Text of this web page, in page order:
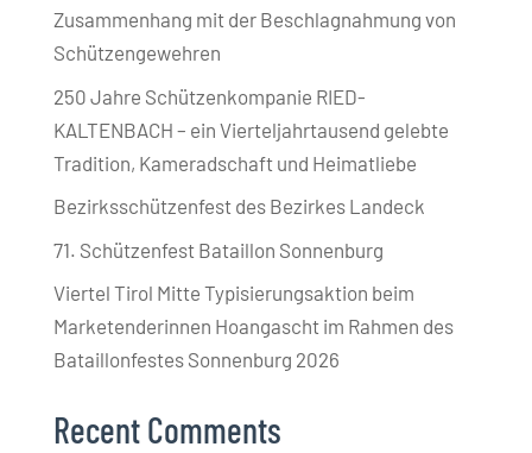
Zusammenhang mit der Beschlagnahmung von
Schützengewehren
250 Jahre Schützenkompanie RIED-
KALTENBACH – ein Vierteljahrtausend gelebte
Tradition, Kameradschaft und Heimatliebe
Bezirksschützenfest des Bezirkes Landeck
71. Schützenfest Bataillon Sonnenburg
Viertel Tirol Mitte Typisierungsaktion beim
Marketenderinnen Hoangascht im Rahmen des
Bataillonfestes Sonnenburg 2026
Recent Comments